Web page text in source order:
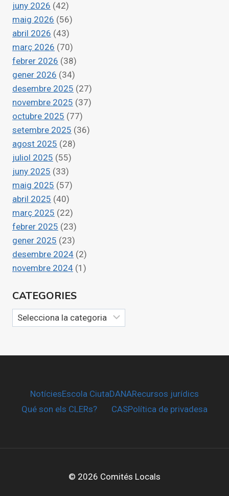
juny 2026 (42)
maig 2026 (56)
abril 2026 (43)
març 2026 (70)
febrer 2026 (38)
gener 2026 (34)
desembre 2025 (27)
novembre 2025 (37)
octubre 2025 (77)
setembre 2025 (36)
agost 2025 (28)
juliol 2025 (55)
juny 2025 (33)
maig 2025 (57)
abril 2025 (40)
març 2025 (22)
febrer 2025 (23)
gener 2025 (23)
desembre 2024 (2)
novembre 2024 (1)
CATEGORIES
Categories
NotíciesEscola CiutaDANARecursos jurídics
Qué son els CLERs?
CASPolítica de privadesa
© 2026 Comités Locals